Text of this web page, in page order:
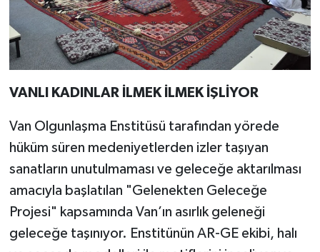
VANLI KADINLAR İLMEK İLMEK İŞLİYOR
Van Olgunlaşma Enstitüsü tarafından yörede
hüküm süren medeniyetlerden izler taşıyan
sanatların unutulmaması ve geleceğe aktarılması
amacıyla başlatılan "Gelenekten Geleceğe
Projesi" kapsamında Van’ın asırlık geleneği
geleceğe taşınıyor. Enstitünün AR-GE ekibi, halı